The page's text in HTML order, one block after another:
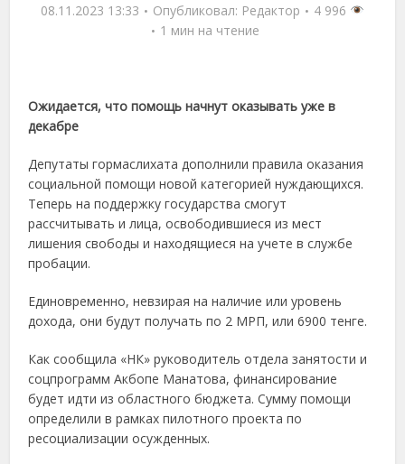
08.11.2023 13:33 Опубликовал: Редактор
4 996
1 мин на чтение
Ожидается, что помощь начнут оказывать уже в
декабре
Депутаты гормаслихата дополнили правила оказания
социальной помощи новой категорией нуждающихся.
Теперь на поддержку государства смогут
рассчитывать и лица, освободившиеся из мест
лишения свободы и находящиеся на учете в службе
пробации.
Единовременно, невзирая на наличие или уровень
дохода, они будут получать по 2 МРП, или 6900 тенге.
Как сообщила «НК» руководитель отдела занятости и
соцпрограмм Акбопе Манатова, финансирование
будет идти из областного бюджета. Сумму помощи
определили в рамках пилотного проекта по
ресоциализации осужденных.